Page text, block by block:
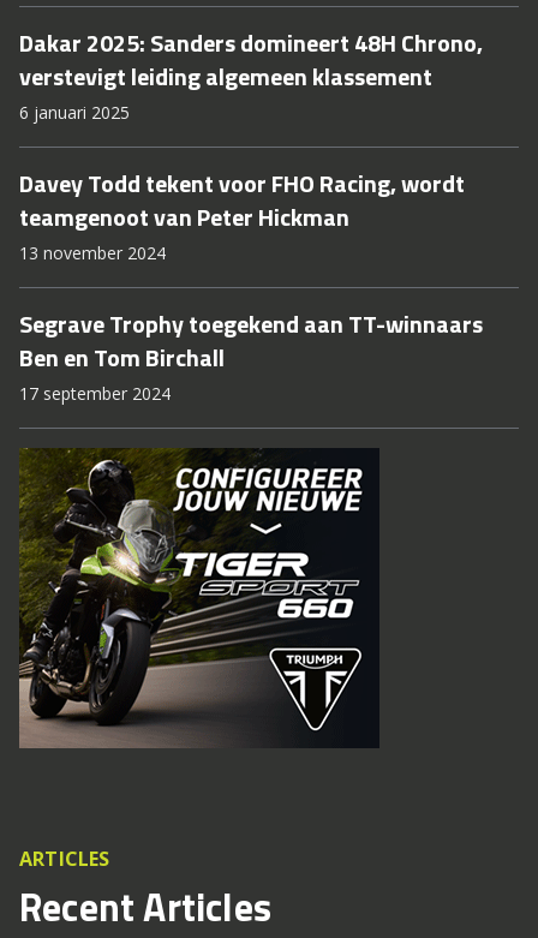
Dakar 2025: Sanders domineert 48H Chrono,
verstevigt leiding algemeen klassement
6 januari 2025
Davey Todd tekent voor FHO Racing, wordt
teamgenoot van Peter Hickman
13 november 2024
Segrave Trophy toegekend aan TT-winnaars
Ben en Tom Birchall
17 september 2024
ARTICLES
Recent Articles